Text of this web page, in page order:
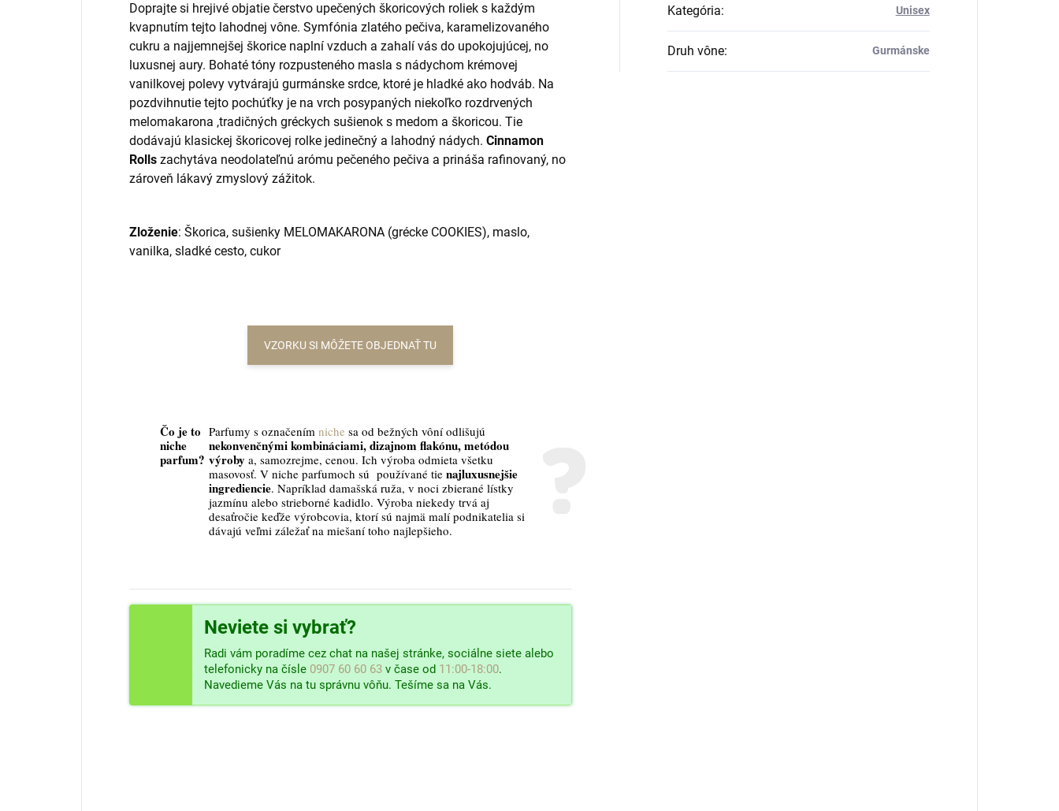
Doprajte si hrejivé objatie čerstvo upečených škoricových roliek s každým
kvapnutím tejto lahodnej vône. Symfónia zlatého pečiva, karamelizovaného
cukru a najjemnejšej škorice naplní vzduch a zahalí vás do upokojujúcej, no
luxusnej aury. Bohaté tóny rozpusteného masla s nádychom krémovej
vanilkovej polevy vytvárajú gurmánske srdce, ktoré je hladké ako hodváb. Na
pozdvihnutie tejto pochúťky je na vrch posypaných niekoľko rozdrvených
melomakarona ,tradičných gréckych sušienok s medom a škoricou. Tie
dodávajú klasickej škoricovej rolke jedinečný a lahodný nádych. Cinnamon
Rolls zachytáva neodolateľnú arómu pečeného pečiva a prináša rafinovaný, no
zároveň lákavý zmyslový zážitok.
Zloženie: Škorica, sušienky MELOMAKARONA (grécke COOKIES), maslo,
vanilka, sladké cesto, cukor
VZORKU SI MÔŽETE OBJEDNAŤ TU
Čo je to
niche
parfum?
Parfumy s označením niche sa od bežných vôní odlišujú
nekonvenčnými kombináciami, dizajnom flakónu, metódou
výroby a, samozrejme, cenou. Ich výroba odmieta všetku
masovosť. V niche parfumoch sú používané tie najluxusnejšie
ingrediencie. Napríklad damašská ruža, v noci zbierané lístky
jazmínu alebo strieborné kadidlo. Výroba niekedy trvá aj
desaťročie keďže výrobcovia, ktorí sú najmä malí podnikatelia si
dávajú veľmi záležať na miešaní toho najlepšieho.
Neviete si vybrať?
Radi vám poradíme cez chat na našej stránke, sociálne siete alebo
telefonicky na čísle 0907 60 60 63 v čase od 11:00-18:00.
Navedieme Vás na tu správnu vôňu. Tešíme sa na Vás.
Kategória: Unisex
Druh vône: Gurmánske